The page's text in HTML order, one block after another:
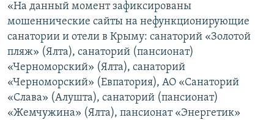
«На данный момент зафиксированы
мошеннические сайты на нефункционирующие
санатории и отели в Крыму: санаторий «Золотой
пляж» (Ялта), санаторий (пансионат)
«Черноморский» (Ялта), санаторий
«Черноморский» (Евпатория), АО «Санаторий
«Слава» (Алушта), санаторий (пансионат)
«Жемчужина» (Ялта), пансионат «Энергетик»